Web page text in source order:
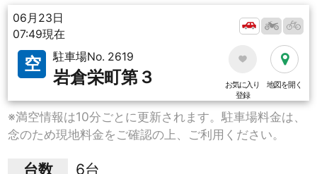
06月23日
07:49現在
空 駐車場No. 2619
岩倉栄町第３
お気に入り
登録
地図を開く
※満空情報は10分ごとに更新されます。駐車場料金は、
念のため現地料金をご確認の上、ご利用ください。
台数
6台